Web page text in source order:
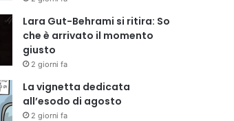
Lara Gut-Behrami si ritira: So
che è arrivato il momento
giusto
2 giorni fa
La vignetta dedicata
all’esodo di agosto
2 giorni fa